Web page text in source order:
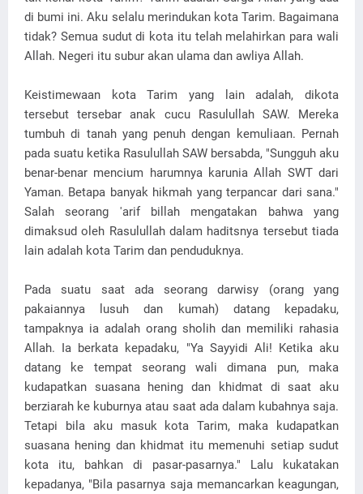
di bumi ini. Aku selalu merindukan kota Tarim. Bagaimana
tidak? Semua sudut di kota itu telah melahirkan para wali
Allah. Negeri itu subur akan ulama dan awliya Allah.
Keistimewaan kota Tarim yang lain adalah, dikota
tersebut tersebar anak cucu Rasulullah SAW. Mereka
tumbuh di tanah yang penuh dengan kemuliaan. Pernah
pada suatu ketika Rasulullah SAW bersabda, "Sungguh aku
benar-benar mencium harumnya karunia Allah SWT dari
Yaman. Betapa banyak hikmah yang terpancar dari sana."
Salah seorang 'arif billah mengatakan bahwa yang
dimaksud oleh Rasulullah dalam haditsnya tersebut tiada
lain adalah kota Tarim dan penduduknya.
Pada suatu saat ada seorang darwisy (orang yang
pakaiannya lusuh dan kumah) datang kepadaku,
tampaknya ia adalah orang sholih dan memiliki rahasia
Allah. Ia berkata kepadaku, "Ya Sayyidi Ali! Ketika aku
datang ke tempat seorang wali dimana pun, maka
kudapatkan suasana hening dan khidmat di saat aku
berziarah ke kuburnya atau saat ada dalam kubahnya saja.
Tetapi bila aku masuk kota Tarim, maka kudapatkan
suasana hening dan khidmat itu memenuhi setiap sudut
kota itu, bahkan di pasar-pasarnya." Lalu kukatakan
kepadanya, "Bila pasarnya saja memancarkan keagungan,